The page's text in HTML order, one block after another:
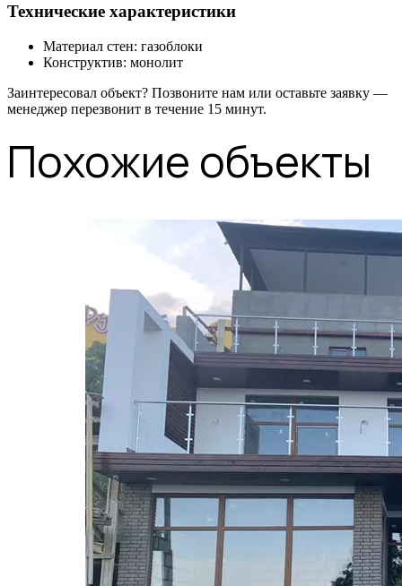
Технические характеристики
Материал стен: газоблоки
Конструктив: монолит
Заинтересовал объект? Позвоните нам или оставьте заявку —
менеджер перезвонит в течение 15 минут.
Похожие объекты